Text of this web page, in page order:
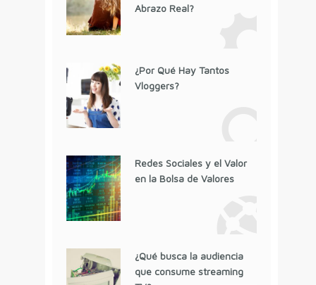
Abrazo Real?
¿Por Qué Hay Tantos
Vloggers?
Redes Sociales y el Valor
en la Bolsa de Valores
¿Qué busca la audiencia
que consume streaming